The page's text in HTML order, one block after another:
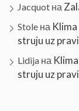
Jacquot на
Stole на
struju uz
Lidija на
struju uz